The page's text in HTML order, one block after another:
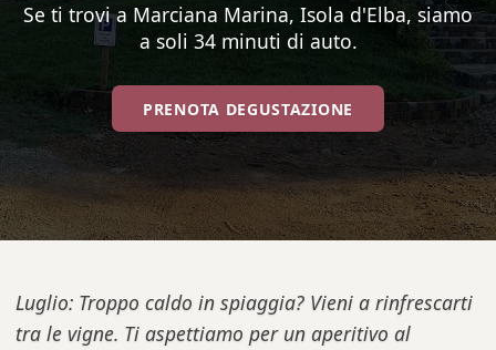
Se ti trovi a Marciana Marina, Isola d'Elba, siamo
a soli 34 minuti di auto.
PRENOTA DEGUSTAZIONE
Luglio: Troppo caldo in spiaggia? Vieni a rinfrescarti
tra le vigne. Ti aspettiamo per un aperitivo al